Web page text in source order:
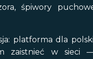
śpiwory
platforma dla
zaistnieć w sieci